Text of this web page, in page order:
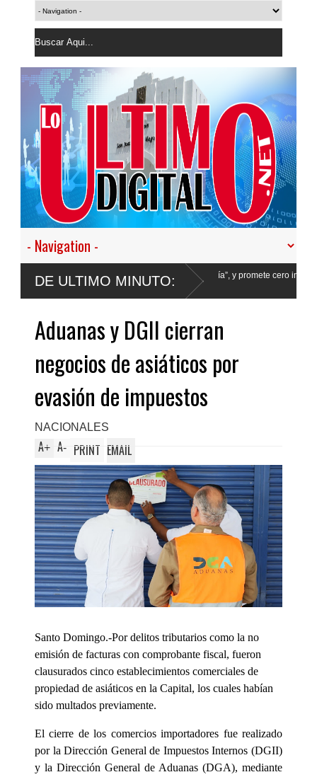
DE ULTIMO MINUTO:
nuestro empeño de transformar la Policía”, y promete cero impunidad ante
Aduanas y DGII cierran
negocios de asiáticos por
evasión de impuestos
NACIONALES
A+ A- PRINT EMAIL
Santo Domingo.-Por delitos tributarios como la no
emisión de facturas con comprobante fiscal, fueron
clausurados cinco establecimientos comerciales de
propiedad de asiáticos en la Capital, los cuales habían
sido multados previamente.
El cierre de los comercios importadores fue realizado
por la Dirección General de Impuestos Internos (DGII)
y la Dirección General de Aduanas (DGA), mediante